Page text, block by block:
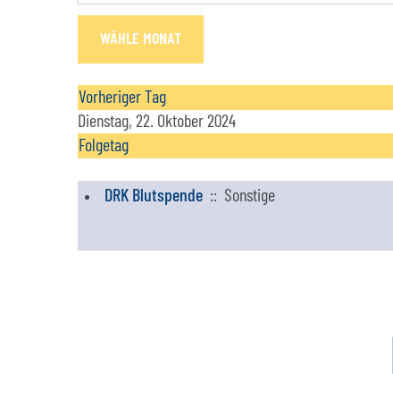
WÄHLE MONAT
Vorheriger Tag
Dienstag, 22. Oktober 2024
Folgetag
DRK Blutspende :: Sonstige